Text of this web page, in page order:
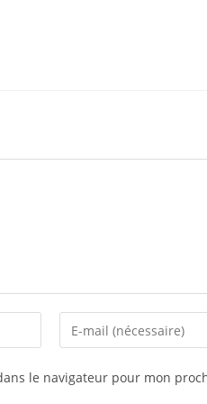
Enter
your
address
le navigateur pour mon